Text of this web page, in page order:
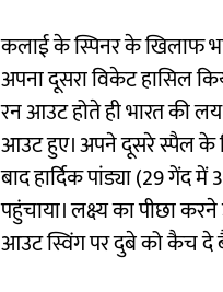
कलाई के स्पिनर के खिलाफ
अपना दूसरा विकेट हासिल
रन आउट होते ही भारत की
आउट हुए। अपने दूसरे स्पैल के
बाद हार्दिक पांड्या (29 गेंद
पहुंचाया। लक्ष्य का पीछा
आउट स्विंग पर दुबे को कैच दे